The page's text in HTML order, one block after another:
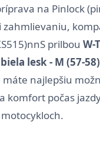
na Pinlock
zahmlievaniu,
prilbou W-
lesk - M (57-58)
máte najlepšiu
komfort počas